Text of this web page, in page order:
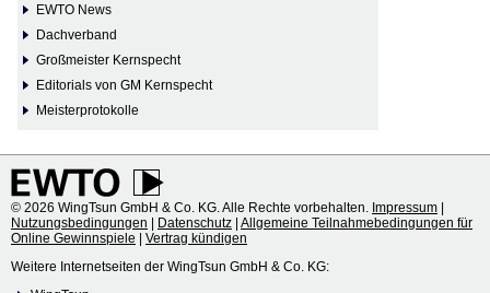
EWTO News
Dachverband
Großmeister Kernspecht
Editorials von GM Kernspecht
Meisterprotokolle
© 2026 WingTsun GmbH & Co. KG. Alle Rechte vorbehalten. Impressum |
Nutzungsbedingungen | Datenschutz | Allgemeine Teilnahmebedingungen für
Online Gewinnspiele | Vertrag kündigen
Weitere Internetseiten der WingTsun GmbH & Co. KG: